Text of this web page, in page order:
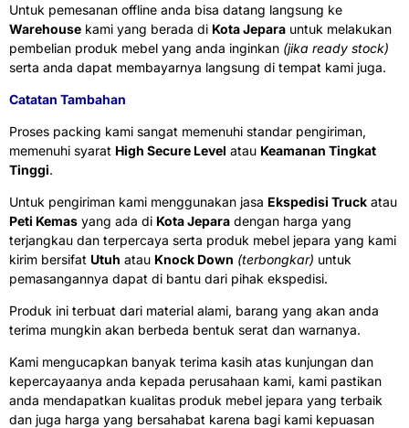
Untuk pemesanan offline anda bisa datang langsung ke
Warehouse kami yang berada di Kota Jepara untuk melakukan
pembelian produk mebel yang anda inginkan (jika ready stock)
serta anda dapat membayarnya langsung di tempat kami juga.
Catatan Tambahan
Proses packing kami sangat memenuhi standar pengiriman,
memenuhi syarat High Secure Level atau Keamanan Tingkat
Tinggi.
Untuk pengiriman kami menggunakan jasa Ekspedisi Truck atau
Peti Kemas yang ada di Kota Jepara dengan harga yang
terjangkau dan terpercaya serta produk mebel jepara yang kami
kirim bersifat Utuh atau Knock Down (terbongkar) untuk
pemasangannya dapat di bantu dari pihak ekspedisi.
Produk ini terbuat dari material alami, barang yang akan anda
terima mungkin akan berbeda bentuk serat dan warnanya.
Kami mengucapkan banyak terima kasih atas kunjungan dan
kepercayaanya anda kepada perusahaan kami, kami pastikan
anda mendapatkan kualitas produk mebel jepara yang terbaik
dan juga harga yang bersahabat karena bagi kami kepuasan